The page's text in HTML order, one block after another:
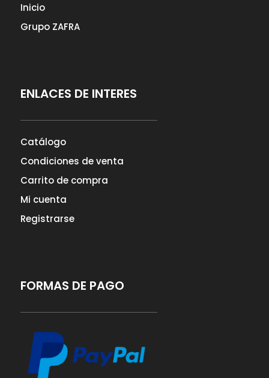
Inicio
Grupo ZAFRA
ENLACES DE INTERES
Catálogo
Condiciones de venta
Carrito de compra
Mi cuenta
Registrarse
FORMAS DE PAGO